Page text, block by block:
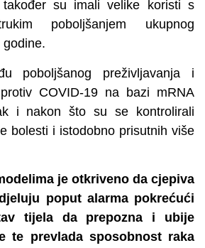
također su imali velike koristi s
poboljšanjem ukupnog
godine.
poboljšanog preživljavanja i
COVID-19 na bazi mRNA
i nakon što su se kontrolirali
bolesti i istodobno prisutnih više
je otkriveno da cjepiva
poput alarma pokrećući
tijela da prepozna i ubije
te prevlada sposobnost raka